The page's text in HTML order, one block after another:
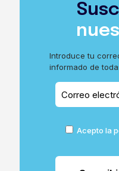
Introduce tu
informado de
Acepto la